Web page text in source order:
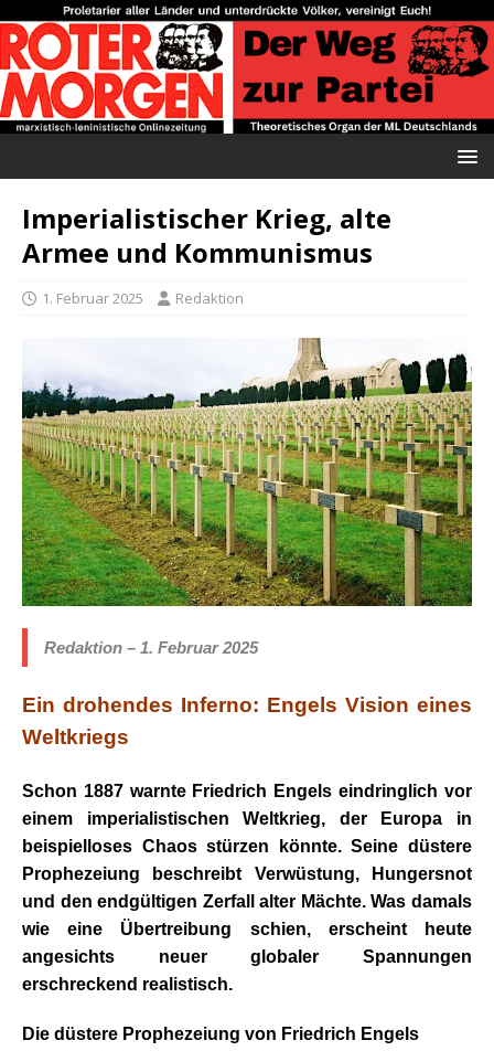
Imperialistischer Krieg, alte
Armee und Kommunismus
1. Februar 2025 Redaktion
Redaktion – 1. Februar 2025
Ein drohendes Inferno: Engels Vision eines
Weltkriegs
Schon 1887 warnte Friedrich Engels eindringlich vor
einem imperialistischen Weltkrieg, der Europa in
beispielloses Chaos stürzen könnte. Seine düstere
Prophezeiung beschreibt Verwüstung, Hungersnot
und den endgültigen Zerfall alter Mächte. Was damals
wie eine Übertreibung schien, erscheint heute
angesichts neuer globaler Spannungen
erschreckend realistisch.
Die düstere Prophezeiung von Friedrich Engels